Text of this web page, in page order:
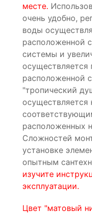
месте.
очень удобно,
воды
расположенной
системы и
расположенной
"тропический
расположенных
Сложностей
установке
опытным
изучите
эксплуатации.
Цвет "матовый